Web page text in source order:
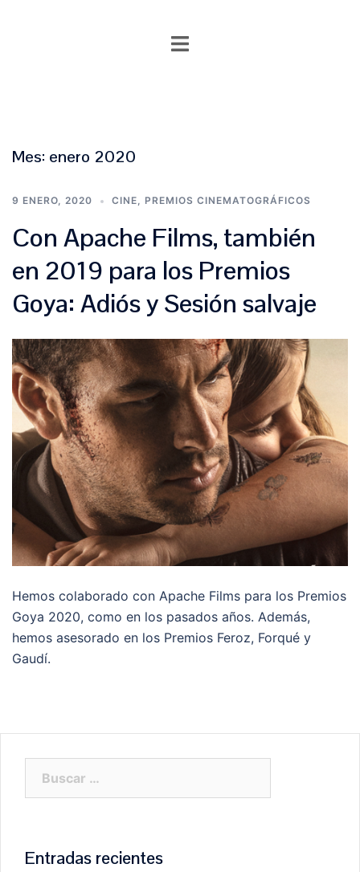
Mes: enero 2020
9 ENERO, 2020 CINE, PREMIOS CINEMATOGRÁFICOS
Con Apache Films, también
en 2019 para los Premios
Goya: Adiós y Sesión salvaje
Hemos colaborado con Apache Films para los Premios
Goya 2020, como en los pasados años. Además,
hemos asesorado en los Premios Feroz, Forqué y
Gaudí.
Entradas recientes